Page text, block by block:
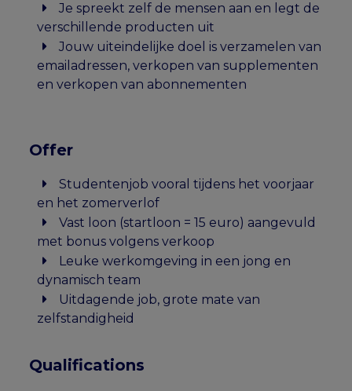
Je spreekt zelf de mensen aan en legt de
verschillende producten uit
Jouw uiteindelijke doel is verzamelen van
emailadressen, verkopen van supplementen
en verkopen van abonnementen
Offer
Studentenjob vooral tijdens het voorjaar
en het zomerverlof
Vast loon (startloon = 15 euro) aangevuld
met bonus volgens verkoop
Leuke werkomgeving in een jong en
dynamisch team
Uitdagende job, grote mate van
zelfstandigheid
Qualifications